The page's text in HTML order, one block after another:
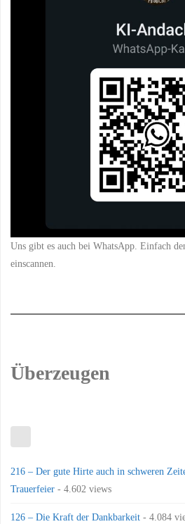
Uns gibt es auch bei WhatsApp. Einfach
einscannen.
Überzeugen
216 – Der gute Hirte auch in schweren
Trauerfeier - 4.602 views
126 – Die Kraft der Dankbarkeit - 4.084